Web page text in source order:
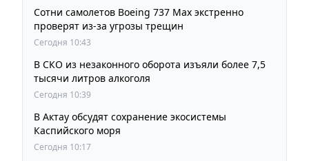
Сотни самолетов Boeing 737 Max экстренно
проверят из-за угрозы трещин
Сегодня 10:43
В СКО из незаконного оборота изъяли более 7,5
тысячи литров алкоголя
Сегодня 10:39
В Актау обсудят сохранение экосистемы
Каспийского моря
Сегодня 10:17